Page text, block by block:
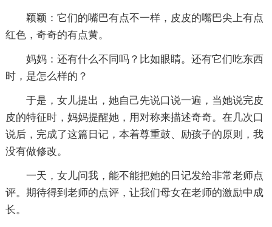
颖颖：它们的嘴巴有点不一样，皮皮的嘴巴尖上有点
红色，奇奇的有点黄。
妈妈：还有什么不同吗？比如眼睛。还有它们吃东西
时，是怎么样的？
于是，女儿提出，她自己先说口说一遍，当她说完皮
皮的特征时，妈妈提醒她，用对称来描述奇奇。在几次口
说后，完成了这篇日记，本着尊重鼓、励孩子的原则，我
没有做修改。
一天，女儿问我，能不能把她的日记发给非常老师点
评。期待得到老师的点评，让我们母女在老师的激励中成
长。